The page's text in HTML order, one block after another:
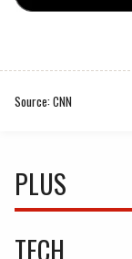
Source: CNN
PLUS
TECH